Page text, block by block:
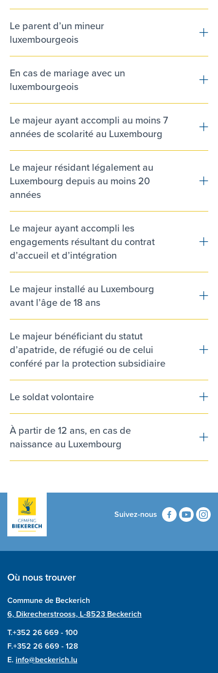
Le parent d’un mineur
luxembourgeois
En cas de mariage avec un
luxembourgeois
Le majeur ayant accompli au moins 7
années de scolarité au Luxembourg
Le majeur résidant légalement au
Luxembourg depuis au moins 20
années
Le majeur ayant accompli les
engagements résultant du contrat
d’accueil et d’intégration
Le majeur installé au Luxembourg
avant l’âge de 18 ans
Le majeur bénéficiant du statut
d’apatride, de réfugié ou de celui
conféré par la protection subsidiaire
Le soldat volontaire
À partir de 12 ans, en cas de
naissance au Luxembourg
Suivez-nous
Où nous trouver
Commune de Beckerich
6, Dikrecherstrooss, L-8523 Beckerich
T.+352 26 669 - 100
F.+352 26 669 - 128
E. info@beckerich.lu